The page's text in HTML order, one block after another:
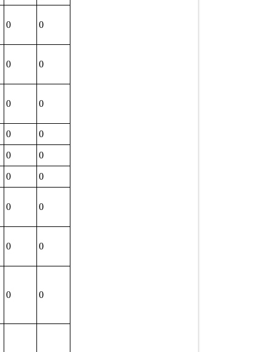
0 0
0 0
0 0
0 0
0 0
0 0
0 0
0 0
0 0